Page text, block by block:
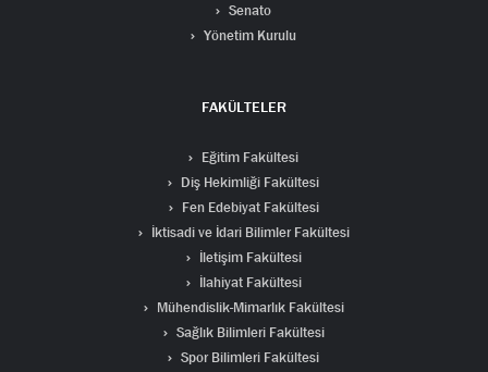
Senato
Yönetim Kurulu
FAKÜLTELER
Eğitim Fakültesi
Diş Hekimliği Fakültesi
Fen Edebiyat Fakültesi
İktisadi ve İdari Bilimler Fakültesi
İletişim Fakültesi
İlahiyat Fakültesi
Mühendislik-Mimarlık Fakültesi
Sağlık Bilimleri Fakültesi
Spor Bilimleri Fakültesi